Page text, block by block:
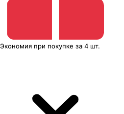
Экономия при покупке за 4 шт.